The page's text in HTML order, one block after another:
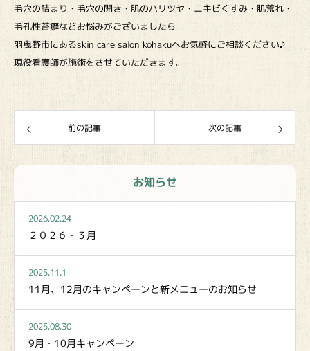
毛穴の詰まり・毛穴の開き・肌のハリツヤ・ニキビくすみ・肌荒れ・
毛孔性苔癬などお悩みがございましたら
羽曳野市にあるskin care salon kohakuへお気軽にご相談ください♪
現役看護師が施術をさせていただきます。
前の記事 次の記事
お知らせ
2026.02.24
２０２６・３月
2025.11.1
11月、12月のキャンペーンと新メニューのお知らせ
2025.08.30
9月・10月キャンペーン